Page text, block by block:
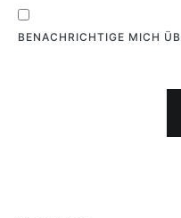
BENACHRICHTIGE MICH